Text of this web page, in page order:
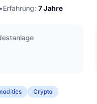
•Erfahrung: 7Jahre
Crypto